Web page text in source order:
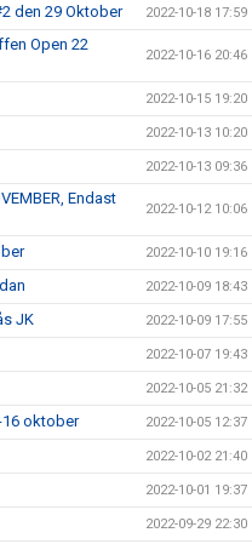
den 29 Oktober 2022-10-18 17:59
Open 22
2022-10-16 20:46
2022-10-15 19:20
2022-10-13 10:20
2022-10-13 09:36
Endast
2022-10-12 10:06
2022-10-10 19:16
2022-10-09 18:43
JK 2022-10-09 17:55
2022-10-07 19:43
2022-10-05 21:32
16 oktober 2022-10-05 12:37
2022-10-02 21:40
2022-10-01 19:37
2022-09-29 22:30